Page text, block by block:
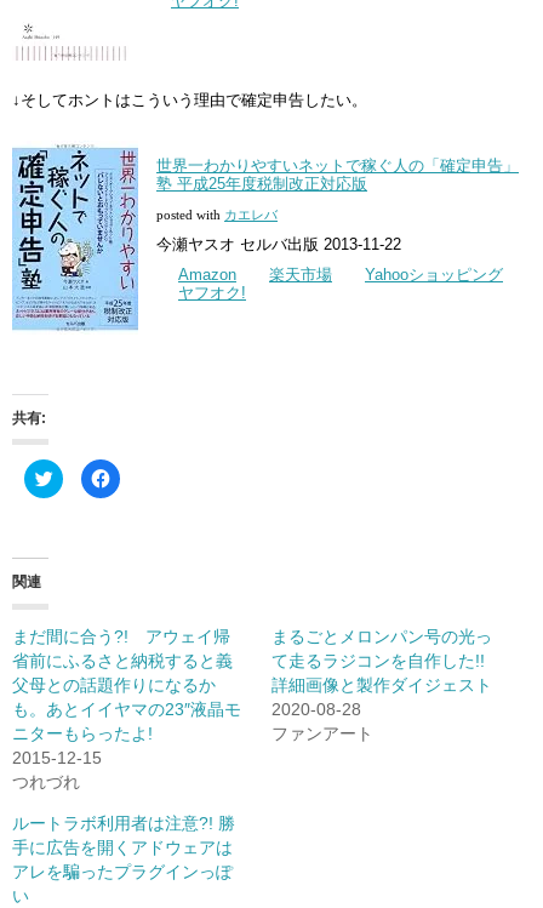
↓そしてホントはこういう理由で確定申告したい。
世界一わかりやすいネットで稼ぐ人の「確定申告」
塾 平成25年度税制改正対応版
posted with カエレバ
今瀬ヤスオ セルバ出版 2013-11-22
Amazon
楽天市場
Yahooショッピング
ヤフオク!
共有:
ク
リ
し
い
ウ
ィ
ン
ド
ウ
で
開
き
ま
す)
Facebook
で
ク
し
て
く
だ
さ
い
(新
ド
ウ
で
開
き
関連
まだ間に合う?! アウェイ帰
省前にふるさと納税すると義
父母との話題作りになるか
も。あとイイヤマの23″液晶モ
ニターもらったよ!
2015-12-15
つれづれ
まるごとメロンパン号の光っ
て走るラジコンを自作した!!
詳細画像と製作ダイジェスト
2020-08-28
ファンアート
ルートラボ利用者は注意?! 勝
手に広告を開くアドウェアは
アレを騙ったプラグインっぽ
い